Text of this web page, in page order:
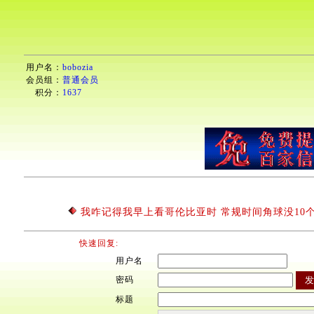
用户名： bobozia
会员组： 普通会员
积分： 1637
我咋记得我早上看哥伦比亚时 常规时间角球没10
快速回复:
用户名
密码
标题